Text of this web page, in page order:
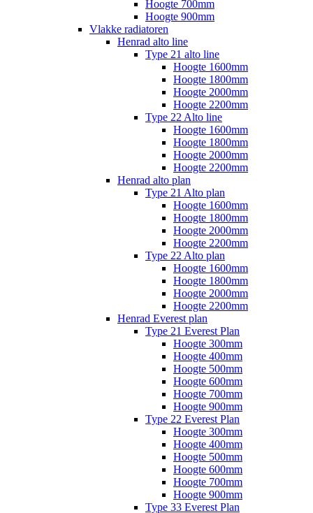
Hoogte 700mm
Hoogte 900mm
Vlakke radiatoren
Henrad alto line
Type 21 alto line
Hoogte 1600mm
Hoogte 1800mm
Hoogte 2000mm
Hoogte 2200mm
Type 22 Alto line
Hoogte 1600mm
Hoogte 1800mm
Hoogte 2000mm
Hoogte 2200mm
Henrad alto plan
Type 21 Alto plan
Hoogte 1600mm
Hoogte 1800mm
Hoogte 2000mm
Hoogte 2200mm
Type 22 Alto plan
Hoogte 1600mm
Hoogte 1800mm
Hoogte 2000mm
Hoogte 2200mm
Henrad Everest plan
Type 21 Everest Plan
Hoogte 300mm
Hoogte 400mm
Hoogte 500mm
Hoogte 600mm
Hoogte 700mm
Hoogte 900mm
Type 22 Everest Plan
Hoogte 300mm
Hoogte 400mm
Hoogte 500mm
Hoogte 600mm
Hoogte 700mm
Hoogte 900mm
Type 33 Everest Plan